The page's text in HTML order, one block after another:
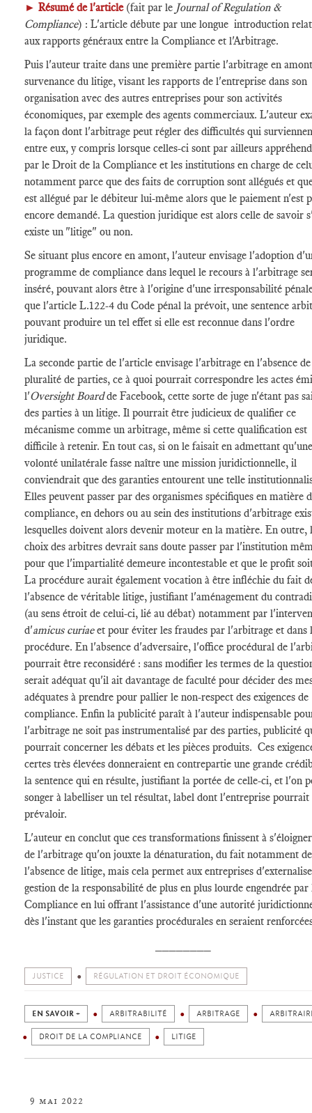
► Résumé de l'article (fait par le Journal of Regulation &
Compliance) : L'article débute par une longue introduction
aux rapports généraux entre la Compliance et l'Arbitrage.
Puis l'auteur traite dans une première partie l'arbitrage en
survenance du litige, visant les rapports de l'entreprise dans son
organisation avec des autres entreprises pour son activités
économiques, par exemple des agents commerciaux. L'auteur
la façon dont l'arbitrage peut régler des difficultés qui
entre eux, y compris lorsque celles-ci sont par ailleurs
par le Droit de la Compliance et les institutions en charge de
notamment parce que des faits de corruption sont allégués et
est allégué par le débiteur lui-même alors que le paiement n'est
encore demandé. La question juridique est alors celle de savoir
existe un "litige" ou non.
Se situant plus encore en amont, l'auteur envisage l'adoption
programme de compliance dans lequel le recours à l'arbitrage
inséré, pouvant alors être à l'origine d'une irresponsabilité
que l'article L.122-4 du Code pénal la prévoit, une sentence
pouvant produire un tel effet si elle est reconnue dans l'ordre
juridique.
La seconde partie de l'article envisage l'arbitrage en l'absence de
pluralité de parties, ce à quoi pourrait correspondre les actes
l'Oversight Boardde Facebook, cette sorte de juge n'étant pas
des parties à un litige. Il pourrait être judicieux de qualifier ce
mécanisme comme un arbitrage, même si cette qualification est
difficile à retenir. En tout cas, si on le faisait en admettant qu'une
volonté unilatérale fasse naître une mission juridictionnelle, il
conviendrait que des garanties entourent une telle
Elles peuvent passer par des organismes spécifiques en matière
compliance, en dehors ou au sein des institutions d'arbitrage
lesquelles doivent alors devenir moteur en la matière. En outre,
choix des arbitres devrait sans doute passer par l'institution
pour que l'impartialité demeure incontestable et que le profit
La procédure aurait également vocation à être infléchie du fait
l'absence de véritable litige, justifiant l'aménagement du
(au sens étroit de celui-ci, lié au débat) notamment par
d'amicus curiaeet pour éviter les fraudes par l'arbitrage et dans
procédure. En l'absence d'adversaire, l'office procédural de
pourrait être reconsidéré : sans modifier les termes de la
serait adéquat qu'il ait davantage de faculté pour décider des
adéquates à prendre pour pallier le non-respect des exigences de
compliance. Enfin la publicité paraît à l'auteur indispensable
l'arbitrage ne soit pas instrumentalisé par des parties, publicité
pourrait concerner les débats et les pièces produits. Ces
certes très élevées donneraient en contrepartie une grande
la sentence qui en résulte, justifiant la portée de celle-ci, et l'on
songer à labelliser un tel résultat, label dont l'entreprise pourrait
prévaloir.
L'auteur en conclut que ces transformations finissent à
de l'arbitrage qu'on jouxte la dénaturation, du fait notamment de
l'absence de litige, mais cela permet aux entreprises
gestion de la responsabilité de plus en plus lourde engendrée par
Compliance en lui offrant l'assistance d'une autorité
dès l'instant que les garanties procédurales en seraient
JUSTICE RÉGULATION ET DROIT ÉCONOMIQUE
EN SAVOIR + ARBITRABILITÉ ARBITRAGE
DROIT DE LA COMPLIANCE LITIGE
9 mai 2022